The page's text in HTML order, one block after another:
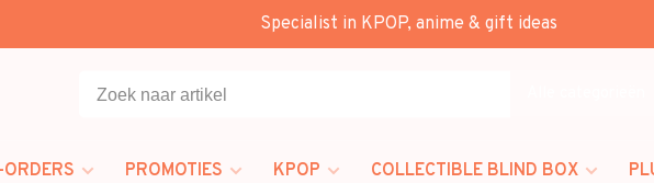
Specialist in KPOP, anime & gift ideas
ORDERS PROMOTIES KPOP COLLECTIBLE BLIND BOX